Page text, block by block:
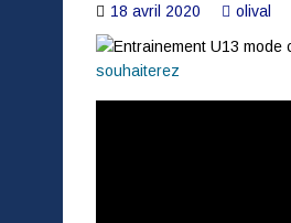
18 avril 2020
olival
souhaiterez